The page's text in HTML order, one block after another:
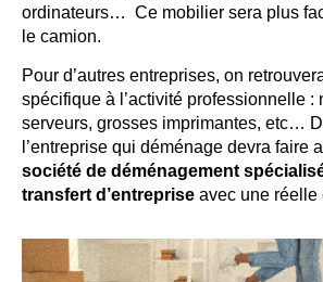
ordinateurs… Ce mobilier sera plus
le camion.
Pour d’autres entreprises, on
spécifique à l’activité professionnelle :
serveurs, grosses imprimantes, etc…
l’entreprise qui déménage devra faire
société de déménagement
transfert d’entreprise avec une réelle